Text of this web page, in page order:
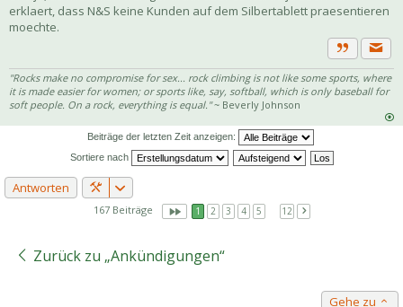
erklaert, dass N&S keine Kunden auf dem Silbertablett praesentieren
moechte.
Zitat
"Rocks make no compromise for sex... rock climbing is not like some sports, where
it is made easier for women; or sports like, say, softball, which is only baseball for
soft people. On a rock, everything is equal."~ Beverly Johnson
Beiträge der letzten Zeit anzeigen:
Sortiere nach
Antworten
167 Beiträge 1 2 3 4 5 12
Zurück zu „Ankündigungen“
Gehe zu